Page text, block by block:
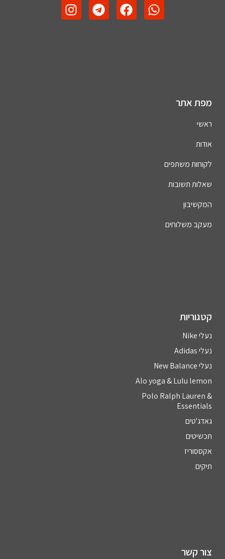
מפת אתר
ראשי
אודות
לקוחות משתפים
שאלות תשובות
המקשיבון
מעקב משלוחים
קטגוריות
נעלי Nike
נעלי Adidas
נעלי New Balance
Alo yoga & Lulu lemon
Polo Ralph Lauren &
Essentials
גאדג'טים
תכשיטים
אקססוריז
תיקים
צור קשר